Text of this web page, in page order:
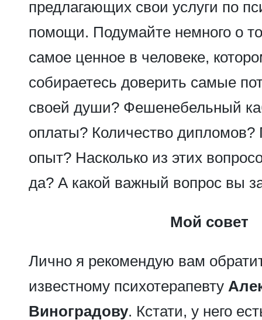
предлагающих свои услуги по
помощи. Подумайте немного о
самое ценное в человеке,
собираетесь доверить самые
своей души? Фешенебельный
оплаты? Количество дипломов?
опыт? Насколько из этих
да? А какой важный вопрос вы
Мой совет
Лично я рекомендую вам
известному психотерапевту
Виноградову. Кстати, у него